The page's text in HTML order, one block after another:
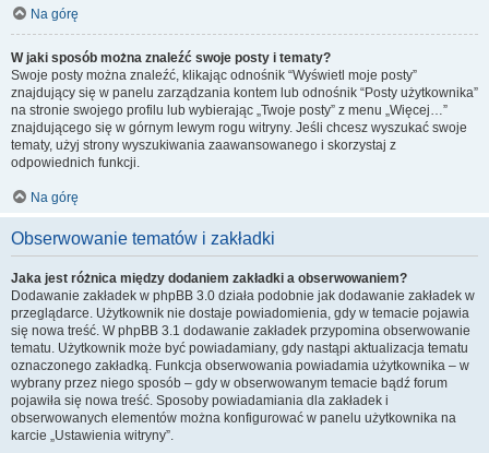
Na górę
W jaki sposób można znaleźć swoje posty i tematy?
Swoje posty można znaleźć, klikając odnośnik “Wyświetl moje posty”
znajdujący się w panelu zarządzania kontem lub odnośnik “Posty użytkownika”
na stronie swojego profilu lub wybierając „Twoje posty” z menu „Więcej…”
znajdującego się w górnym lewym rogu witryny. Jeśli chcesz wyszukać swoje
tematy, użyj strony wyszukiwania zaawansowanego i skorzystaj z
odpowiednich funkcji.
Na górę
Obserwowanie tematów i zakładki
Jaka jest różnica między dodaniem zakładki a obserwowaniem?
Dodawanie zakładek w phpBB 3.0 działa podobnie jak dodawanie zakładek w
przeglądarce. Użytkownik nie dostaje powiadomienia, gdy w temacie pojawia
się nowa treść. W phpBB 3.1 dodawanie zakładek przypomina obserwowanie
tematu. Użytkownik może być powiadamiany, gdy nastąpi aktualizacja tematu
oznaczonego zakładką. Funkcja obserwowania powiadamia użytkownika – w
wybrany przez niego sposób – gdy w obserwowanym temacie bądź forum
pojawiła się nowa treść. Sposoby powiadamiania dla zakładek i
obserwowanych elementów można konfigurować w panelu użytkownika na
karcie „Ustawienia witryny”.